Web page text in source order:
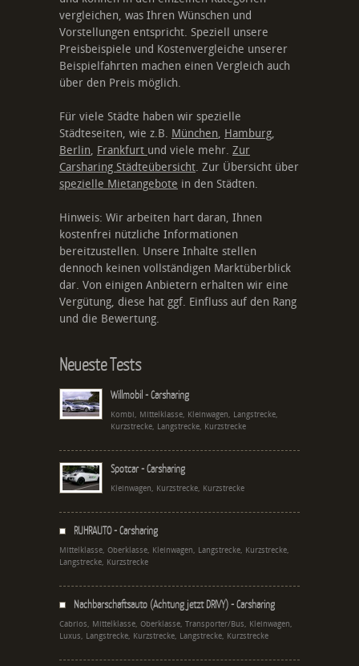
vergleichen, was Ihren Wünschen und
Vorstellungen entspricht. Speziell unsere
Preisbeispiele und Kostenvergleiche unserer
Beispielfahrten machen einen Vergleich auch
über den Preis möglich.
Für viele Städte haben wir spezielle
Städteseiten, wie z.B. München, Hamburg,
Berlin, Frankfurt und viele mehr. Zur
Carsharing Städteübersicht. Zur Übersicht über
spezielle Mietangebote in den Städten.
Hinweis: Wir arbeiten hart daran, Ihnen
kostenfrei nützliche Informationen
bereitzustellen. Unsere Inhalte stellen
dennoch keinen vollständigen Marktüberblick
dar. Von einigen Anbietern erhalten wir eine
Vergütung, diese hat ggf. Einfluss auf den Rang
und die Bewertung.
Neueste Tests
Willmobil - Carsharing
Kombi, Mittelklasse, Kleinwagen, Langstrecke,
Kurzstrecke, Langstrecke, Kurzstrecke
Spotcar - Carsharing
Kleinwagen, Kurzstrecke, Kurzstrecke
RUHRAUTO - Carsharing
Mittelklasse, Oberklasse, Kleinwagen, Langstrecke, Kurzstrecke,
Langstrecke, Kurzstrecke
Nachbarschaftsauto (Achtung jetzt DRIVY) - Carsharing
Cabrios, Mittelklasse, Oberklasse, Transporter/Bus, Kleinwagen,
Luxus, Langstrecke, Kurzstrecke, Langstrecke, Kurzstrecke